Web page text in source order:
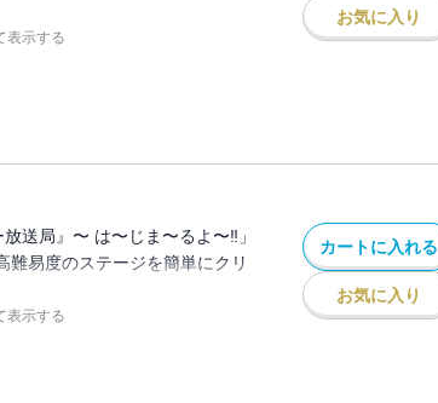
銭と「私の世界を救ってくれま
。
軍やらがでてきたり・・・
できるのか⁉
表示する
お気に入り
送局』〜 は〜じま〜るよ〜‼」
難易度のステージを簡単にクリ
銭と「私の世界を救ってくれま
表示する
カートに入れる
お気に入り